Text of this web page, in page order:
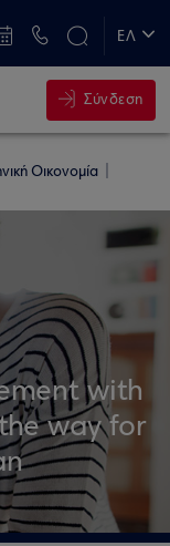
ΕΛ
Σύνδεση
Οικονομία
with
way for